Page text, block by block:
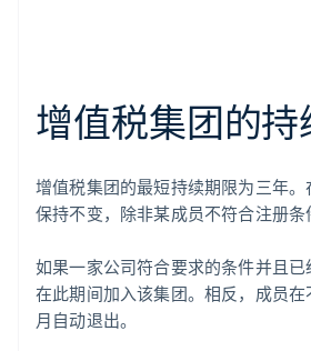
增值税集团的持
增值税集团的最短持续期限为三年
保持不变，除非某成员不符合注册条
如果一家公司符合要求的条件并且
在此期间加入该集团。相反，成员
月自动退出。